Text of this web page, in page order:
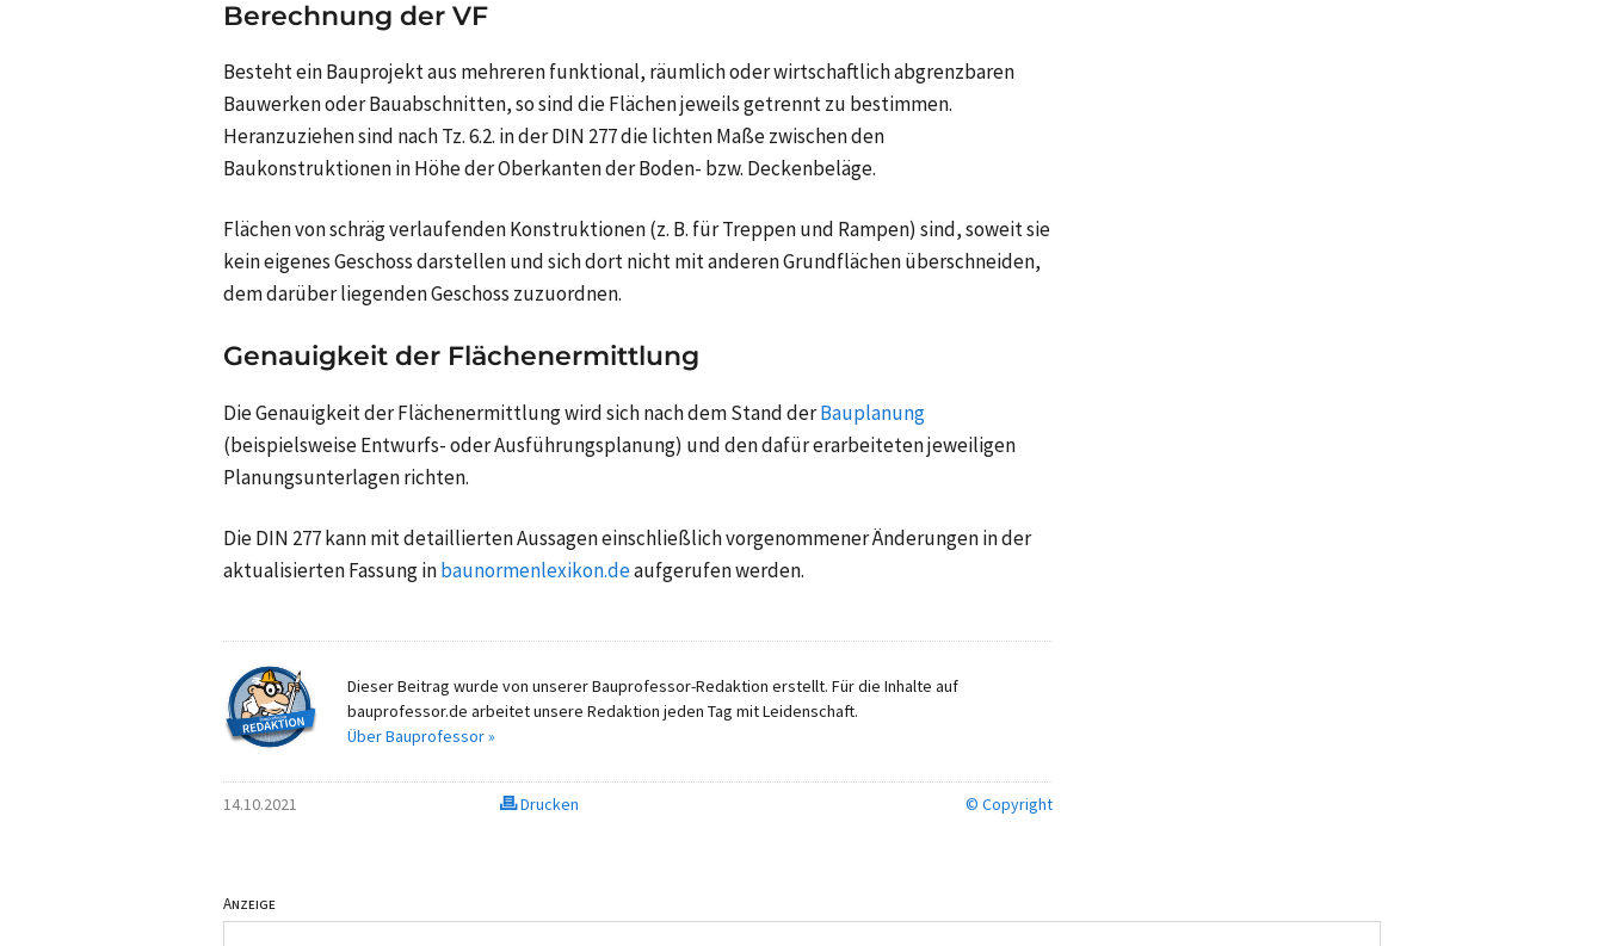
Berechnung der VF
Besteht ein Bauprojekt aus mehreren funktional, räumlich oder wirtschaftlich abgrenzbaren
Bauwerken oder Bauabschnitten, so sind die Flächen jeweils getrennt zu bestimmen.
Heranzuziehen sind nachTz. 6.2. in derDIN 277die lichten Maße zwischen den
Baukonstruktionen in Höhe der Oberkanten der Boden- bzw. Deckenbeläge.
Flächen von schräg verlaufenden Konstruktionen(z. B. für Treppen und Rampen) sind, soweit sie
kein eigenes Geschoss darstellen und sich dort nicht mit anderen Grundflächen überschneiden,
dem darüber liegenden Geschoss zuzuordnen.
Genauigkeit der Flächenermittlung
Die Genauigkeit der Flächenermittlung wird sich nach dem Stand derBauplanung
(beispielsweise Entwurfs- oder Ausführungsplanung) und den dafür erarbeiteten jeweiligen
Planungsunterlagen richten.
DieDIN 277kann mit detaillierten Aussagen einschließlich vorgenommener Änderungen in der
aktualisierten Fassung inbaunormenlexikon.deaufgerufen werden.
Dieser Beitrag wurde von unserer Bauprofessor-Redaktion erstellt. Für die Inhalte auf
bauprofessor.de arbeitet unsere Redaktion jeden Tag mit Leidenschaft.
Über Bauprofessor »
14.10.2021 Drucken © Copyright
Anzeige